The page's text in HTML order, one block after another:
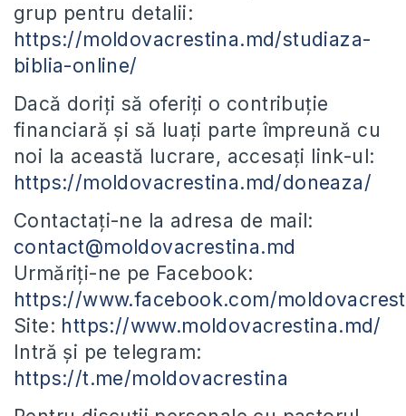
grup pentru detalii:
https://moldovacrestina.md/studiaza-
biblia-online/
Dacă doriți să oferiți o contribuție
financiară și să luați parte împreună cu
noi la această lucrare, accesați link-ul:
https://moldovacrestina.md/doneaza/
Contactați-ne la adresa de mail:
contact@moldovacrestina.md
Urmăriți-ne pe Facebook:
https://www.facebook.com/
Site: https://www.moldovacrestina.md/
Intră și pe telegram:
https://t.me/moldovacrestina